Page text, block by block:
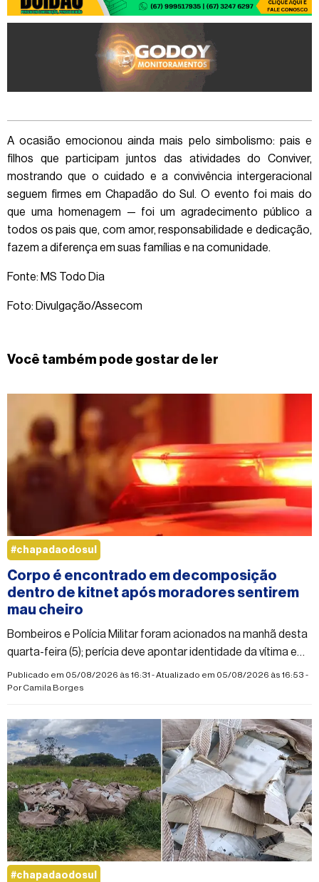
A ocasião emocionou ainda mais pelo simbolismo: pais e
filhos que participam juntos das atividades do Conviver,
mostrando que o cuidado e a convivência intergeracional
seguem firmes em Chapadão do Sul. O evento foi mais do
que uma homenagem — foi um agradecimento público a
todos os pais que, com amor, responsabilidade e dedicação,
fazem a diferença em suas famílias e na comunidade.
Fonte: MS Todo Dia
Foto: Divulgação/Assecom
Você também pode gostar de ler
Corpo é encontrado em decomposição
dentro de kitnet após moradores sentirem
mau cheiro
Bombeiros e Polícia Militar foram acionados na manhã desta
quarta-feira (5); perícia deve apontar identidade da vítima e
causa da morte
Publicado em 05/08/2026 às 16:31 - Atualizado em 05/08/2026 às 16:53 -
PorCamila Borges
#chapadaodosul
#chapadaodosul